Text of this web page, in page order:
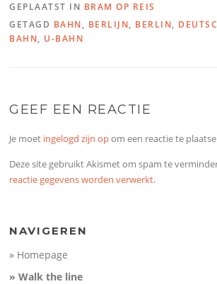
GEPLAATST IN BRAM OP REIS
GETAGD BAHN, BERLIJN, BERLIN,
BAHN, U-BAHN
GEEF EEN REACTIE
Je moet ingelogd zijn opom een reactie te
Deze site gebruikt Akismet om spam te
reactie gegevens worden verwerkt.
NAVIGEREN
» Homepage
» Walk the line